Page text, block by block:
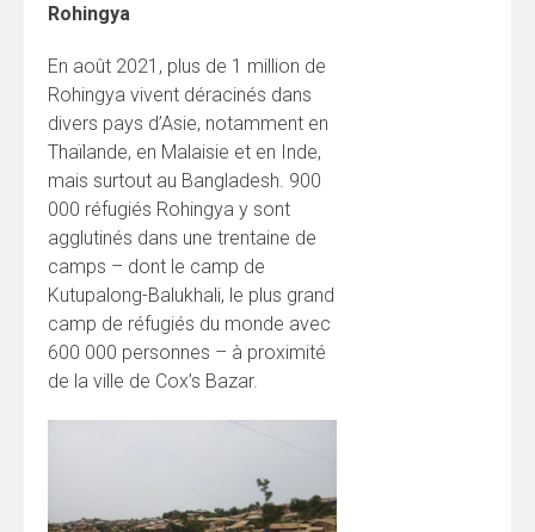
Rohingya
En août 2021, plus de 1 million de
Rohingya vivent déracinés dans
divers pays d’Asie, notamment en
Thaïlande, en Malaisie et en Inde,
mais surtout au Bangladesh. 900
000 réfugiés Rohingya y sont
agglutinés dans une trentaine de
camps – dont le camp de
Kutupalong-Balukhali, le plus grand
camp de réfugiés du monde avec
600 000 personnes – à proximité
de la ville de Cox’s Bazar.